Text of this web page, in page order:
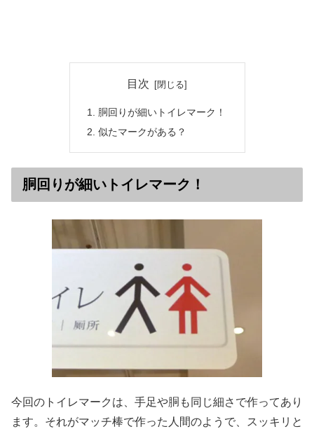
目次
胴回りが細いトイレマーク！
似たマークがある？
胴回りが細いトイレマーク！
今回のトイレマークは、手足や胴も同じ細さで作ってあり
ます。それがマッチ棒で作った人間のようで、スッキリと